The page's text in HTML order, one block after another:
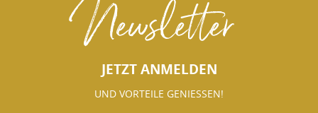
Newsletter
JETZT ANMELDEN
UND VORTEILE GENIESSEN!